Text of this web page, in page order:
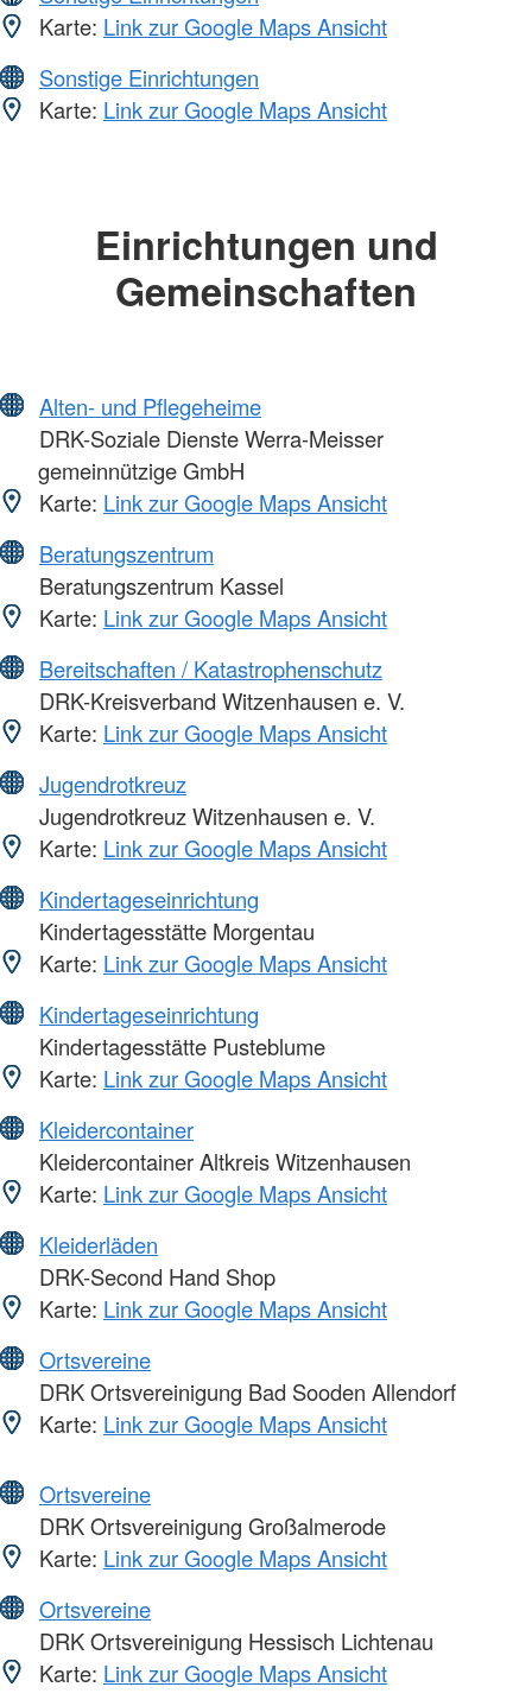
Karte: Link zur Google Maps Ansicht
Sonstige Einrichtungen
Karte: Link zur Google Maps Ansicht
Einrichtungen und
Gemeinschaften
Alten- und Pflegeheime
DRK-Soziale Dienste Werra-Meisser
gemeinnützige GmbH
Karte: Link zur Google Maps Ansicht
Beratungszentrum
Beratungszentrum Kassel
Karte: Link zur Google Maps Ansicht
Bereitschaften / Katastrophenschutz
DRK-Kreisverband Witzenhausen e. V.
Karte: Link zur Google Maps Ansicht
Jugendrotkreuz
Jugendrotkreuz Witzenhausen e. V.
Karte: Link zur Google Maps Ansicht
Kindertageseinrichtung
Kindertagesstätte Morgentau
Karte: Link zur Google Maps Ansicht
Kindertageseinrichtung
Kindertagesstätte Pusteblume
Karte: Link zur Google Maps Ansicht
Kleidercontainer
Kleidercontainer Altkreis Witzenhausen
Karte: Link zur Google Maps Ansicht
Kleiderläden
DRK-Second Hand Shop
Karte: Link zur Google Maps Ansicht
Ortsvereine
DRK Ortsvereinigung Bad Sooden Allendorf
Karte: Link zur Google Maps Ansicht
Ortsvereine
DRK Ortsvereinigung Großalmerode
Karte: Link zur Google Maps Ansicht
Ortsvereine
DRK Ortsvereinigung Hessisch Lichtenau
Karte: Link zur Google Maps Ansicht